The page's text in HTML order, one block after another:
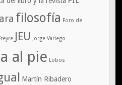
filosofía Foro de
JEU Jorge Variego
al pie Lobos
Martín Ribadero